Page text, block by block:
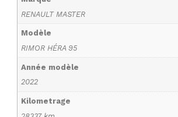
RENAULT MASTER
Modèle
RIMOR HÉRA 95
Année modèle
2022
Kilometrage